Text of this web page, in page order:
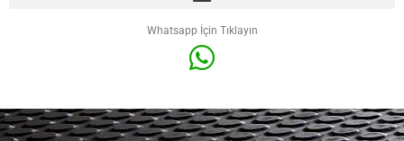
Whatsapp İçin Tıklayın